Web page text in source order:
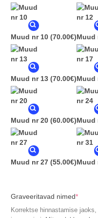
Muud nr 10 (70.00€)Muud
Muud nr 13 (70.00€)Muud
Muud nr 20 (60.00€)Muud
Muud nr 27 (55.00€)Muud
Graveeritavad nimed*
Korrektse hinnastamise